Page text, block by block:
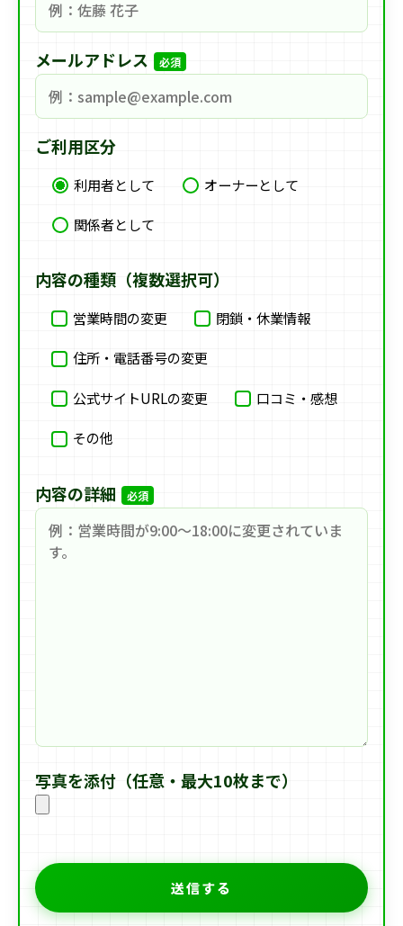
メールアドレス 必須
ご利用区分
利用者として
オーナーとして
関係者として
内容の種類（複数選択可）
営業時間の変更 閉鎖・休業情報
住所・電話番号の変更
公式サイトURLの変更 口コミ・感想
その他
内容の詳細 必須
写真を添付（任意・最大10枚まで）